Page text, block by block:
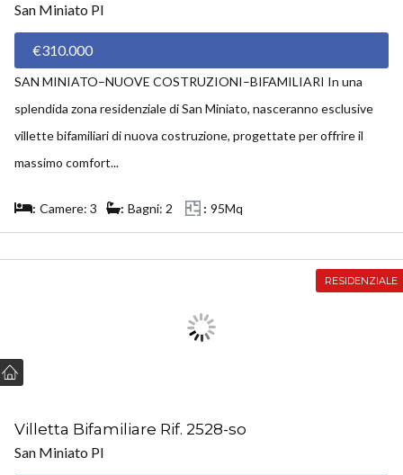
San Miniato PI
€310.000
SAN MINIATO–NUOVE COSTRUZIONI–BIFAMILIARI In una
splendida zona residenziale di San Miniato, nasceranno esclusive
villette bifamiliari di nuova costruzione, progettate per offrire il
massimo comfort...
Camere: 3 Bagni: 2 95Mq
RESIDENZIALE
Villetta Bifamiliare Rif. 2528-so
San Miniato PI